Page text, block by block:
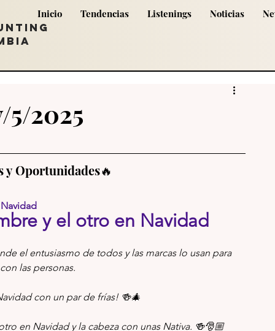
Inicio Tendencias Listenings Noticias
2025
y Oportunidades🔥
Navidad
y el otro en Navidad
el entusiasmo de todos y las marcas lo usan para
las personas.
con un par de frías! 🍻🎄
en Navidad y la cabeza con unas Nativa. 🍻🎅🏼